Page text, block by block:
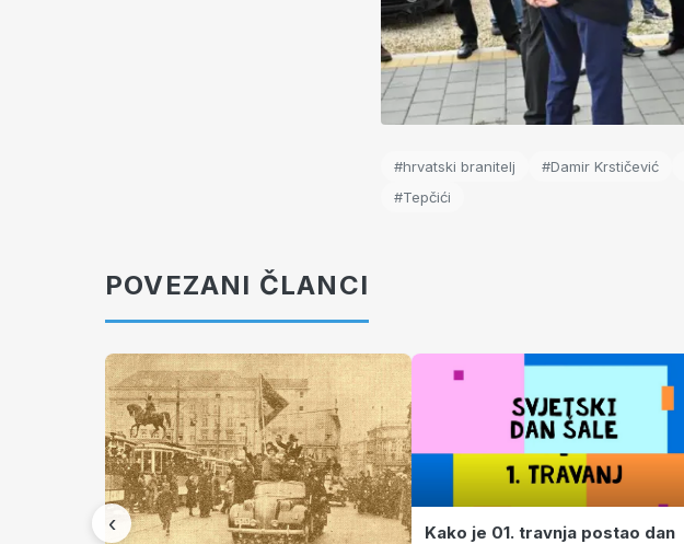
#hrvatski branitelj #Damir Krstičević
#Tepčići
POVEZANI ČLANCI
‹
Kako je 01. travnja postao dan